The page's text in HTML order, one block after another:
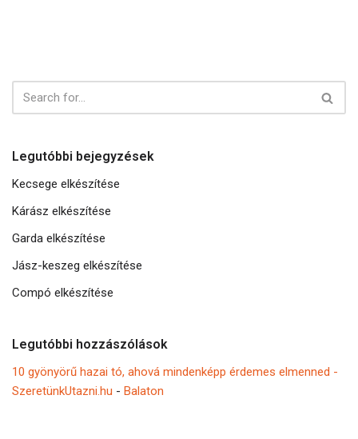
Legutóbbi bejegyzések
Kecsege elkészítése
Kárász elkészítése
Garda elkészítése
Jász-keszeg elkészítése
Compó elkészítése
Legutóbbi hozzászólások
10 gyönyörű hazai tó, ahová mindenképp érdemes elmenned -
SzeretünkUtazni.hu - Balaton